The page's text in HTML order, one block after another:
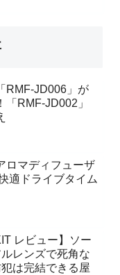
RMF-JD006」が
RMF-JD002」
ロマディフューザ
適ドライブタイム
レビュー】ソー
レンズで死角な
は完結できる屋